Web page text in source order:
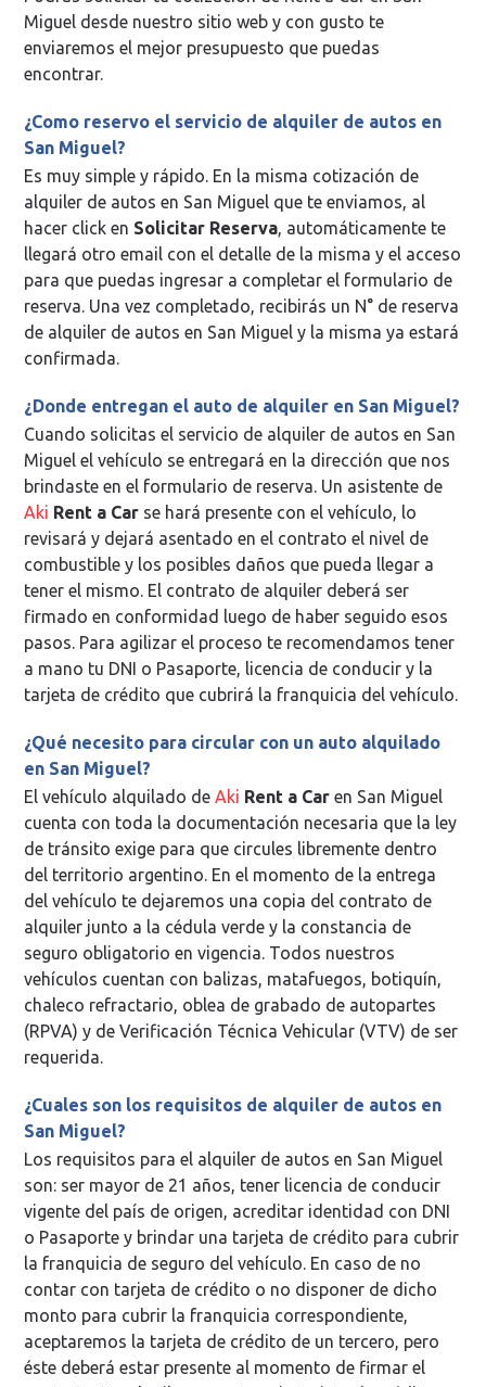
Miguel desde nuestro sitio web y con gusto te
enviaremos el mejor presupuesto que puedas
encontrar.
¿Como reservo el servicio de alquiler de autos en
San Miguel?
Es muy simple y rápido. En la misma cotización de
alquiler de autos en San Miguel que te enviamos, al
hacer click en Solicitar Reserva, automáticamente te
llegará otro email con el detalle de la misma y el acceso
para que puedas ingresar a completar el formulario de
reserva. Una vez completado, recibirás un N° de reserva
de alquiler de autos en San Miguel y la misma ya estará
confirmada.
¿Donde entregan el auto de alquiler en San Miguel?
Cuando solicitas el servicio de alquiler de autos en San
Miguel el vehículo se entregará en la dirección que nos
brindaste en el formulario de reserva. Un asistente de
Aki Rent a Car se hará presente con el vehículo, lo
revisará y dejará asentado en el contrato el nivel de
combustible y los posibles daños que pueda llegar a
tener el mismo. El contrato de alquiler deberá ser
firmado en conformidad luego de haber seguido esos
pasos. Para agilizar el proceso te recomendamos tener
a mano tu DNI o Pasaporte, licencia de conducir y la
tarjeta de crédito que cubrirá la franquicia del vehículo.
¿Qué necesito para circular con un auto alquilado
en San Miguel?
El vehículo alquilado deAki Rent a Car en San Miguel
cuenta con toda la documentación necesaria que la ley
de tránsito exige para que circules libremente dentro
del territorio argentino. En el momento de la entrega
del vehículo te dejaremos una copia del contrato de
alquiler junto a la cédula verde y la constancia de
seguro obligatorio en vigencia. Todos nuestros
vehículos cuentan con balizas, matafuegos, botiquín,
chaleco refractario, oblea de grabado de autopartes
(RPVA) y de Verificación Técnica Vehicular (VTV) de ser
requerida.
¿Cuales son los requisitos de alquiler de autos en
San Miguel?
Los requisitos para el alquiler de autos en San Miguel
son: ser mayor de 21 años, tener licencia de conducir
vigente del país de origen, acreditar identidad con DNI
o Pasaporte y brindar una tarjeta de crédito para cubrir
la franquicia de seguro del vehículo. En caso de no
contar con tarjeta de crédito o no disponer de dicho
monto para cubrir la franquicia correspondiente,
aceptaremos la tarjeta de crédito de un tercero, pero
éste deberá estar presente al momento de firmar el